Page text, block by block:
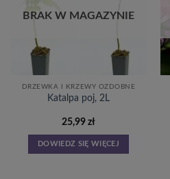
BRAK W MAGAZYNIE
DRZEWKA I KRZEWY OZDOBNE
Katalpa poj, 2L
25,99 zł
DOWIEDZ SIĘ WIĘCEJ